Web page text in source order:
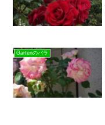
Gartenのバラ